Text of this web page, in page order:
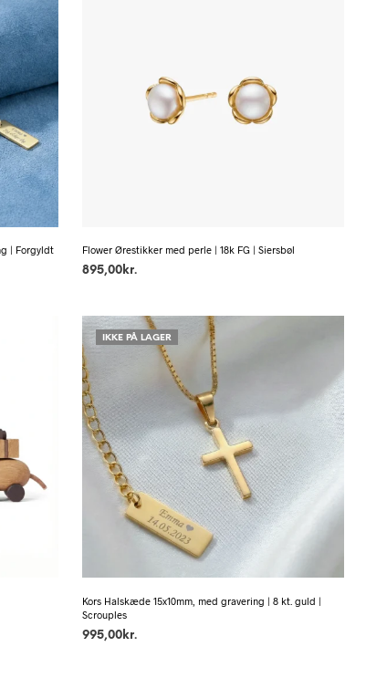
| Forgyldt
Flower Ørestikker med perle | 18k FG | Siersbøl
895,00kr.
IKKE PÅ LAGER
Kors Halskæde 15x10mm, med gravering | 8 kt. guld |
Scrouples
995,00kr.